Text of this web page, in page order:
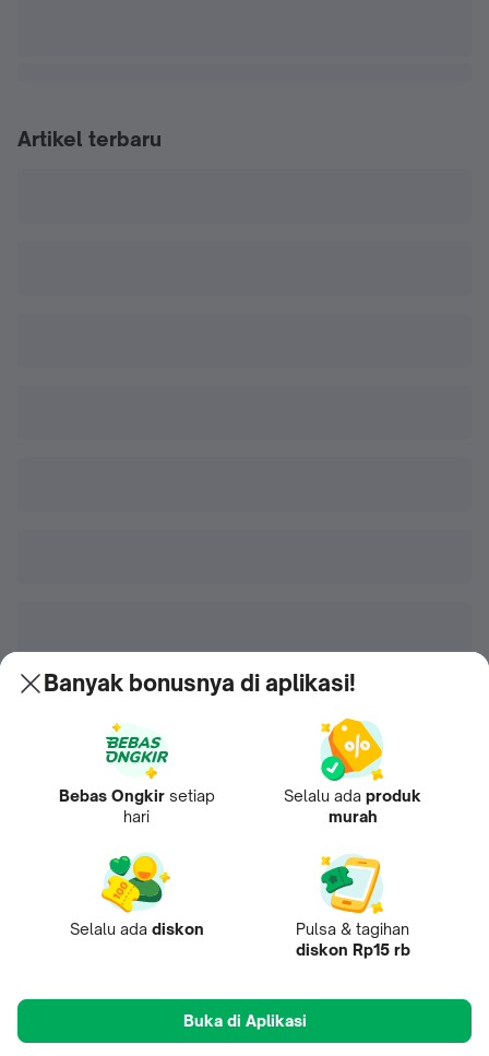
Artikel terbaru
Banyak bonusnya di aplikasi!
Bebas Ongkir setiap
hari
Selalu ada produk
murah
Selalu ada diskon
Pulsa & tagihan
diskon Rp15 rb
Buka di Aplikasi